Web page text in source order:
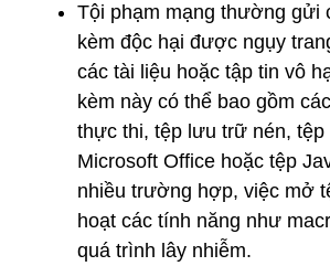
Tội phạm mạng thường gửi
kèm độc hại được ngụy
các tài liệu hoặc tập tin vô
kèm này có thể bao gồm
thực thi, tệp lưu trữ nén, tệp
Microsoft Office hoặc tệp
nhiều trường hợp, việc mở
hoạt các tính năng như
quá trình lây nhiễm.